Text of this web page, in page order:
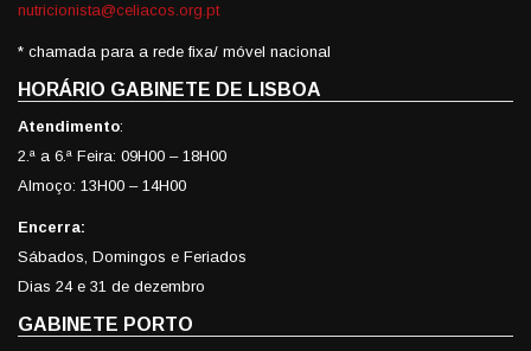
nutricionista@celiacos.org.pt
* chamada para a rede fixa/ móvel nacional
HORÁRIO GABINETE DE LISBOA
Atendimento:
2.ª a 6.ª Feira: 09H00 – 18H00
Almoço: 13H00 – 14H00
Encerra:
Sábados, Domingos e Feriados
Dias 24 e 31 de dezembro
GABINETE PORTO